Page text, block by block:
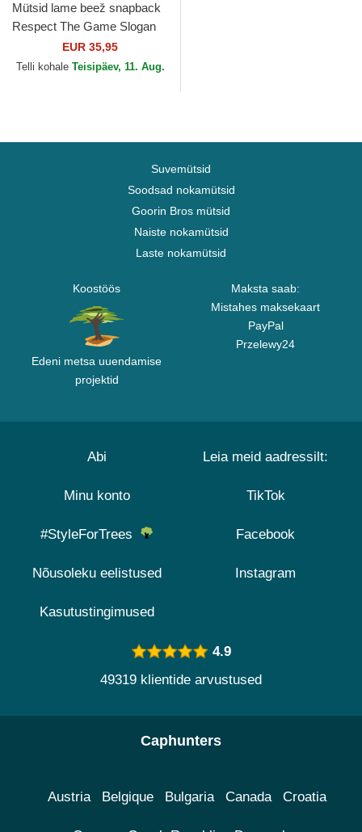
Mütsid lame beež snapback
Respect The Game Slogan
EUR 35,95
Telli kohale Teisipäev, 11. Aug.
Suvemütsid
Soodsad nokamütsid
Goorin Bros mütsid
Naiste nokamütsid
Laste nokamütsid
Koostöös
Edeni metsa uuendamise
projektid
Maksta saab:
Mistahes maksekaart
PayPal
Przelewy24
Abi
Minu konto
#StyleForTrees
Nõusoleku eelistused
Kasutustingimused
Leia meid aadressilt:
TikTok
Facebook
Instagram
4.9
49319 klientide arvustused
Caphunters
Austria Belgique Bulgaria Canada Croatia